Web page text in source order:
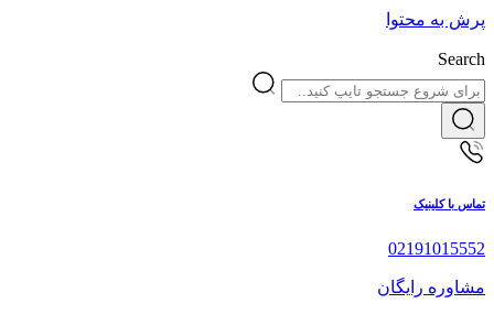
پرش به محتوا
Search
تماس با کلینیک
02191015552
مشاوره رایگان